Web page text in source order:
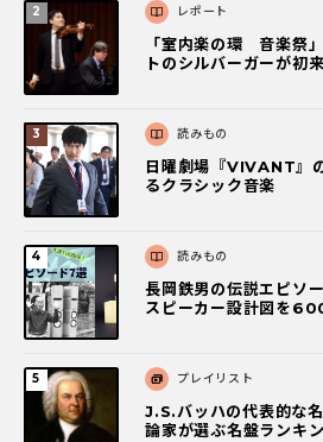
レポート
「室内楽の環 音楽祭
トのシルバーガーが初
読みもの
日曜劇場『VIVANT』
るクラシック音楽
読みもの
長岡鉄男の伝説エピソ
スピーカー設計図を
プレイリスト
J.S.バッハの代表的な
論家が選ぶ名盤ランキ